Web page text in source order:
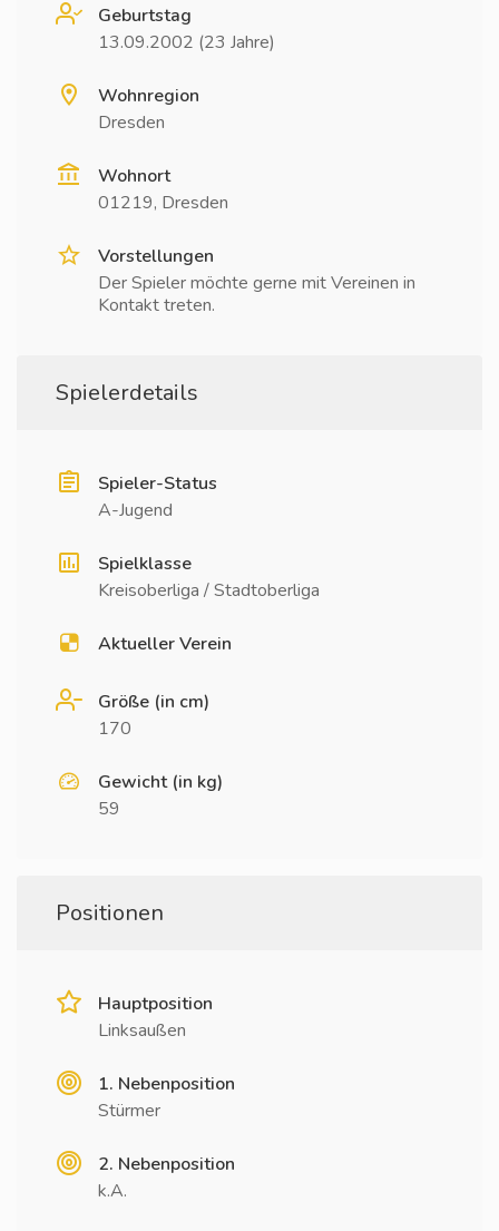
Geburtstag
13.09.2002 (23 Jahre)
Wohnregion
Dresden
Wohnort
01219, Dresden
Vorstellungen
Der Spieler möchte gerne mit Vereinen in
Kontakt treten.
Spielerdetails
Spieler-Status
A-Jugend
Spielklasse
Kreisoberliga / Stadtoberliga
Aktueller Verein
Größe (in cm)
170
Gewicht (in kg)
59
Positionen
Hauptposition
Linksaußen
1. Nebenposition
Stürmer
2. Nebenposition
k.A.